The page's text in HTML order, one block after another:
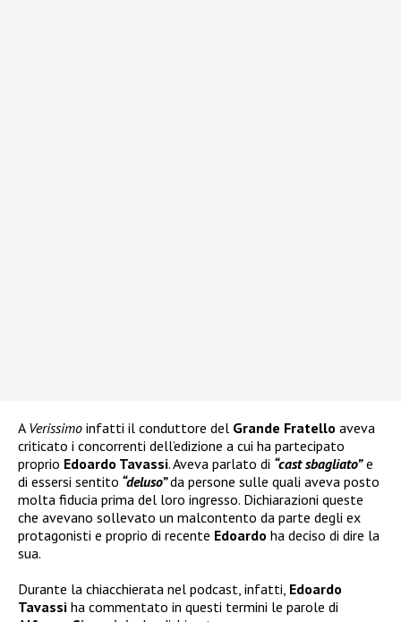
A Verissimo infatti il conduttore del Grande Fratello aveva
criticato i concorrenti dell’edizione a cui ha partecipato
proprio Edoardo Tavassi. Aveva parlato di “cast sbagliato”e
di essersi sentito “deluso”da persone sulle quali aveva posto
molta fiducia prima del loro ingresso. Dichiarazioni queste
che avevano sollevato un malcontento da parte degli ex
protagonisti e proprio di recente Edoardo ha deciso di dire la
sua.
Durante la chiacchierata nel podcast, infatti, Edoardo
Tavassi ha commentato in questi termini le parole di